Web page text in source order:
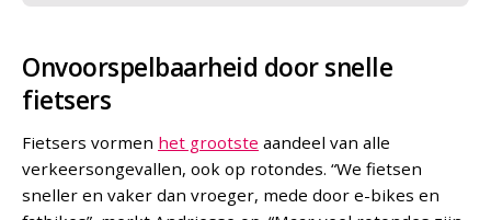
Onvoorspelbaarheid door snelle
fietsers
Fietsers vormen het grootste aandeel van alle
verkeersongevallen, ook op rotondes. “We fietsen
sneller en vaker dan vroeger, mede door e-bikes en